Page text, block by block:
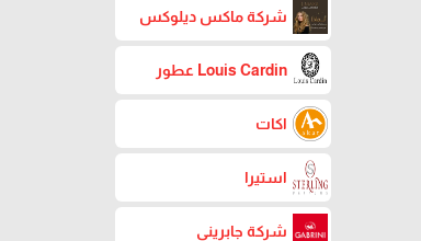
شركة ماكس ديلوكس
Louis Cardin عطور
اكات
استيرا
شركة جابريني